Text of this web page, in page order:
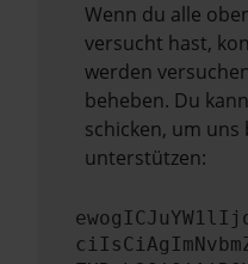
Wenn du alle
versucht hast,
werden
beheben. Du
schicken, um uns
unterstützen: